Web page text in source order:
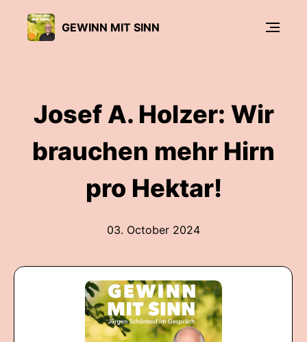
GEWINN MIT SINN
Josef A. Holzer: Wir
brauchen mehr Hirn
pro Hektar!
03. October 2024